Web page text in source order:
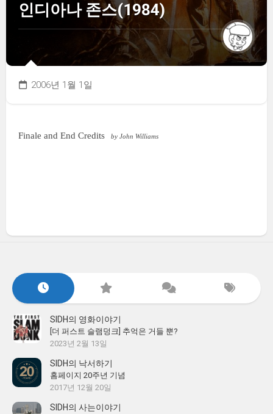
인디아나 존스(1984)
2006년 1월 1일
Finale and End Credits by John Williams
SIDH의 영화이야기
[더 퍼스트 슬램덩크] 추억은 거들 뿐?
2023년 2월 13일
SIDH의 낙서하기
홈페이지 20주년 기념
2017년 12월 20일
SIDH의 사는이야기